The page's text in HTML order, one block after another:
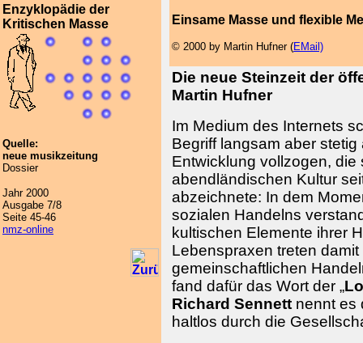
Enzyklopädie der
Kritischen Masse
Quelle:
neue musikzeitung
Dossier
Jahr 2000
Ausgabe 7/8
Seite 45-46
nmz-online
Einsame Masse und flexible
© 2000 by Martin Hufner (EMail)
Die neue Steinzeit der
Martin Hufner
Im Medium des Internets
Begriff langsam aber
Entwicklung vollzogen,
abendländischen Kultur
abzeichnete: In dem
sozialen Handelns
kultischen Elemente ihrer
Lebenspraxen treten
gemeinschaftlichen
fand dafür das Wort der „
Richard Sennett nennt es
haltlos durch die